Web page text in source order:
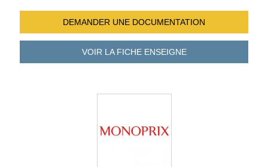
DEMANDER UNE DOCUMENTATION
VOIR LA FICHEENSEIGNE